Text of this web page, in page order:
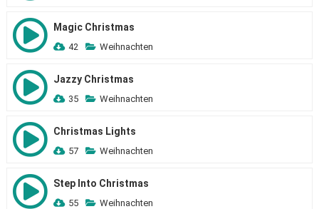
Magic Christmas
42 Weihnachten
Jazzy Christmas
35 Weihnachten
Christmas Lights
57 Weihnachten
Step Into Christmas
55 Weihnachten